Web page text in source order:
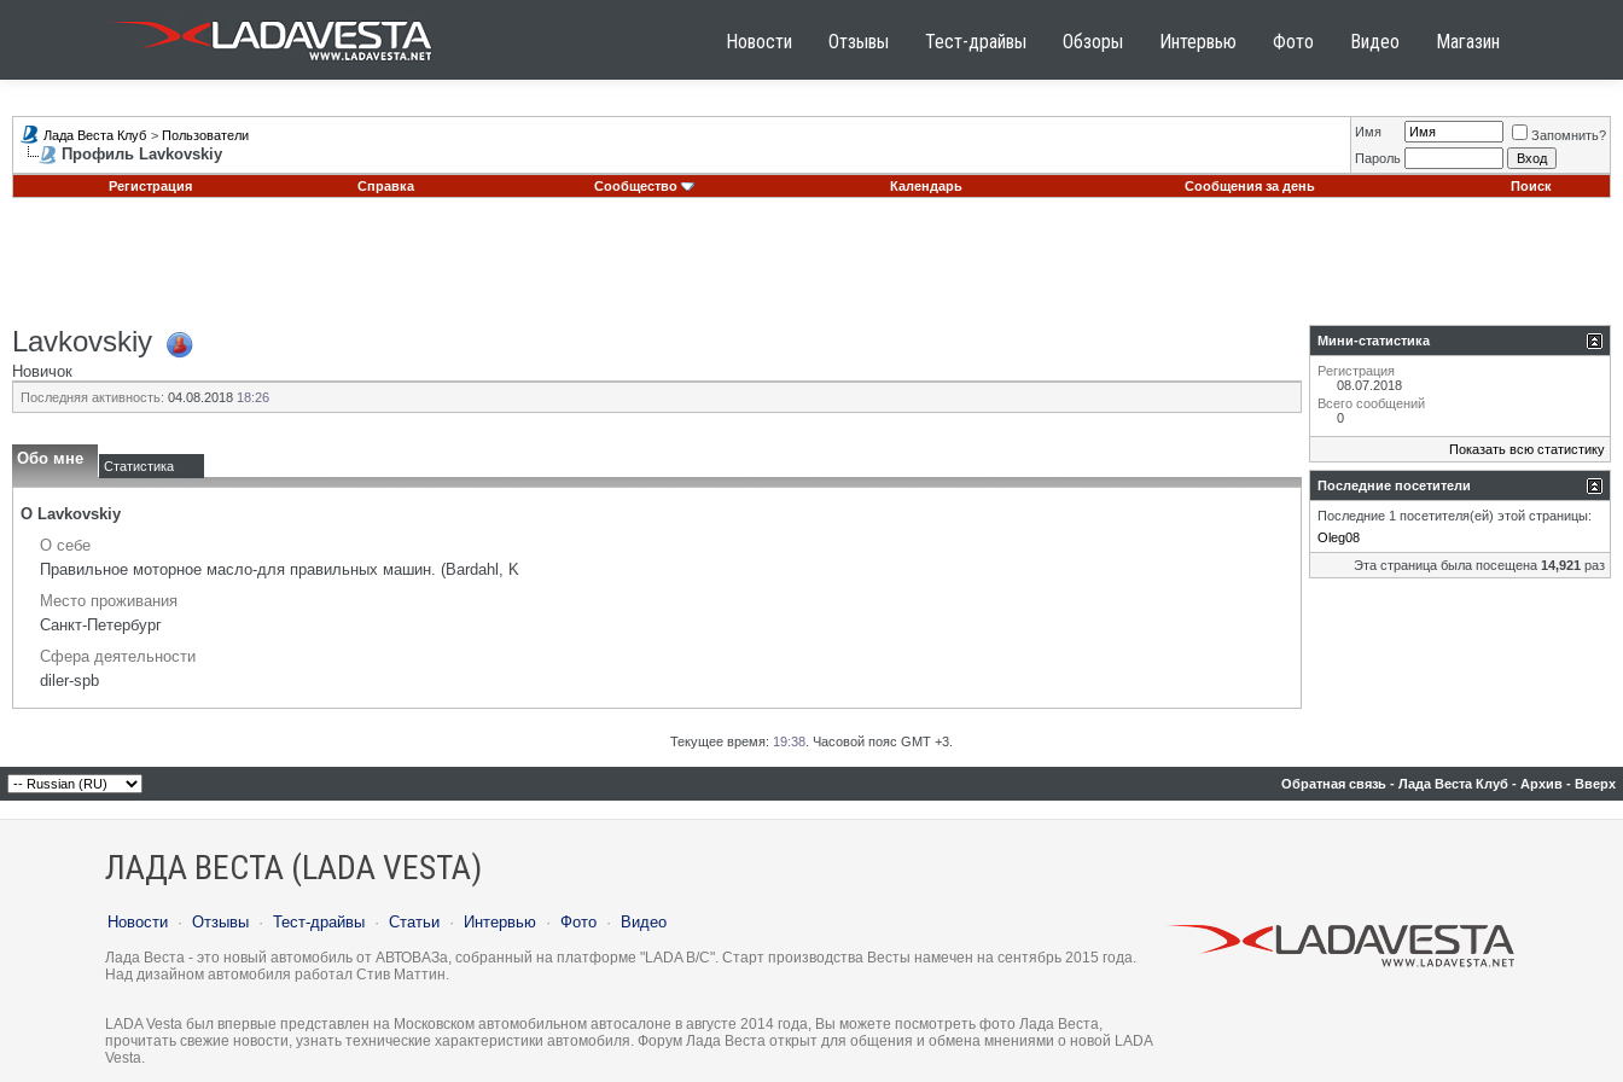
Новости Отзывы Тест-драйвы Обзоры Интервью Фото Видео Магазин
Лада Веста Клуб > Пользователи
Профиль Lavkovskiy
Имя
Запомнить?
Пароль
Регистрация
Справка Сообщество Календарь Сообщения за день Поиск
Lavkovskiy
Новичок
Последняя активность: 04.08.2018 18:26
Обо мне Статистика
О Lavkovskiy
О себе
Правильное моторное масло-для правильных машин. (Bardahl, K
Место проживания
Санкт-Петербург
Сфера деятельности
diler-spb
Мини-статистика
Регистрация
08.07.2018
Всего сообщений
0
Показать всю статистику
Последние посетители
Последние 1 посетителя(ей) этой страницы:
Oleg08
Эта страница была посещена 14,921 раз
Текущее время: 19:38 . Часовой пояс GMT +3.
Обратная связь - Лада Веста Клуб - Архив - Вверх
ЛАДА ВЕСТА (LADA VESTA)
Новости · Отзывы · Тест-драйвы · Статьи · Интервью · Фото · Видео
Лада Веста - это новый автомобиль от АВТОВАЗа, собранный на платформе "LADA B/C". Старт производства Весты намечен на сентябрь 2015 года.
Над дизайном автомобиля работал Стив Маттин.
LADA Vesta был впервые представлен на Московском автомобильном автосалоне в августе 2014 года, Вы можете посмотреть фото Лада Веста,
прочитать свежие новости, узнать технические характеристики автомобиля. Форум Лада Веста открыт для общения и обмена мнениями о новой LADA
Vesta.